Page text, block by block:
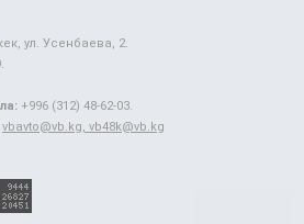
ул. Усенбаева, 2.
+996 (312) 48-62-03.
vbavto@vb.kg, vb48k@vb.kg